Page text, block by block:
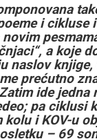
i cikluse
a koje
naslov knjige,
prećutno
ide jedna
pa ciklusi
kolu i KOV-u
– 69